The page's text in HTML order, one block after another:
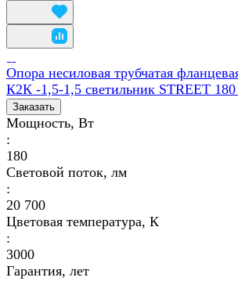
Опора несиловая трубчатая
К2К -1,5-1,5 светильник STREET
Заказать
Мощность, Вт
:
180
Световой поток, лм
:
20 700
Цветовая температура, К
:
3000
Гарантия, лет